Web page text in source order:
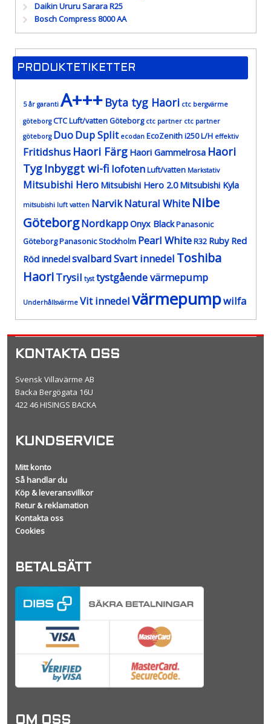
Daikin Ururu Sarara R25
Bosch Compress 8000 AA
PRODUKTETIKETTER
5 år garanti A+++ Byta tyg Haori ctc bergvärme
göteborg CTC Luft/vatten Göteborg ctc partner ctc partner
göteborg DuoDup Split ecodan EcoZenith i250 L/H effektiv
Fritidshus Haori Färg Haori Gammelrosa Haori
Tyg Inbyggt wi-fi lofotenLuft/vatten Markstativ
Mitsubishi Hero Mitsubishi Hero 2.0 Mitsubishi Kyla
mitsubishi luft vatten NarvikNatural White Nibe
GöteborgNordkappOnyx BlackPanasonic
GöteborgPanasonic Stockholm Pearl WhiteR32 Ruby Red
Röd innedelsvalbardSvart innedel Toshiba
HaoriTrysil tyst tystgående värmepump
Underhållsvärme Vit innedelvärmepumpwilfa
KONTAKTA OSS
Svensk Villavärme AB
Backa Bergögata 16U
422 46 HISINGS BACKA
KUNDSERVICE
Mitt konto
Så handlar du
Köp & leveransvillkor
Retur & reklamation
Kontakta oss
Cookies
BETALSÄTT
OM OSS